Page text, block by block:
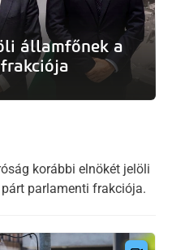
államfőnek a
korábbi elnökét jelöli
parlamenti frakciója.